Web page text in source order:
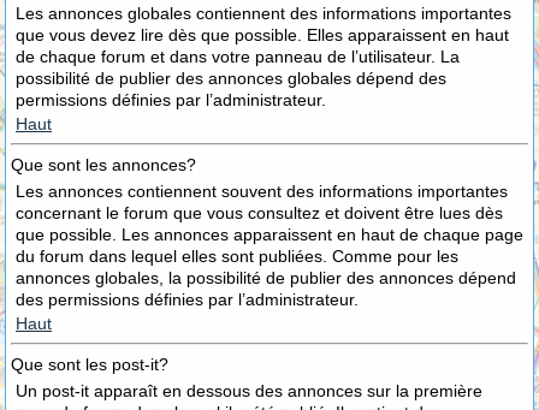
Les annonces globales contiennent des informations importantes
que vous devez lire dès que possible. Elles apparaissent en haut
de chaque forum et dans votre panneau de l’utilisateur. La
possibilité de publier des annonces globales dépend des
permissions définies par l’administrateur.
Haut
Que sont les annonces?
Les annonces contiennent souvent des informations importantes
concernant le forum que vous consultez et doivent être lues dès
que possible. Les annonces apparaissent en haut de chaque page
du forum dans lequel elles sont publiées. Comme pour les
annonces globales, la possibilité de publier des annonces dépend
des permissions définies par l’administrateur.
Haut
Que sont les post-it?
Un post-it apparaît en dessous des annonces sur la première